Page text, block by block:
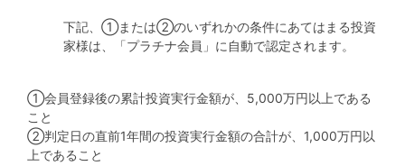
ィ
ン
グ
下記、①または②のいずれかの条件にあてはまる投資
家様は、「プラチナ会員」に自動で認定されます。
①会員登録後の累計投資実行金額が、5,000万円以上である
こと
②判定日の直前1年間の投資実行金額の合計が、1,000万円以
上であること